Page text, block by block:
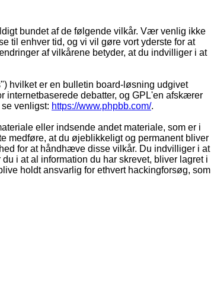
bundet af de følgende vilkår. Vær venlig ikke
til enhver tid, og vi vil gøre vort yderste for at
af vilkårene betyder, at du indvilliger i at
hvilket er en bulletin board-løsning udgivet
internetbaserede debatter, og GPL'en afskærer
venligst: https://www.phpbb.com/.
eller indsende andet materiale, som er i
medføre, at du øjeblikkeligt og permanent bliver
for at håndhæve disse vilkår. Du indvilliger i at
i at al information du har skrevet, bliver lagret i
holdt ansvarlig for ethvert hackingforsøg, som